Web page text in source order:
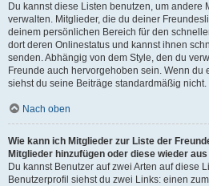
Du kannst diese Listen benutzen, um andere
verwalten. Mitglieder, die du deiner
deinem persönlichen Bereich für den
dort deren Onlinestatus und kannst ihnen
senden. Abhängig von dem Style, den du
Freunde auch hervorgehoben sein. Wenn du
siehst du seine Beiträge standardmäßig nicht.
Nach oben
Wie kann ich Mitglieder zur Liste der
Mitglieder hinzufügen oder diese wieder
Du kannst Benutzer auf zwei Arten auf diese
Benutzerprofil siehst du zwei Links: einen